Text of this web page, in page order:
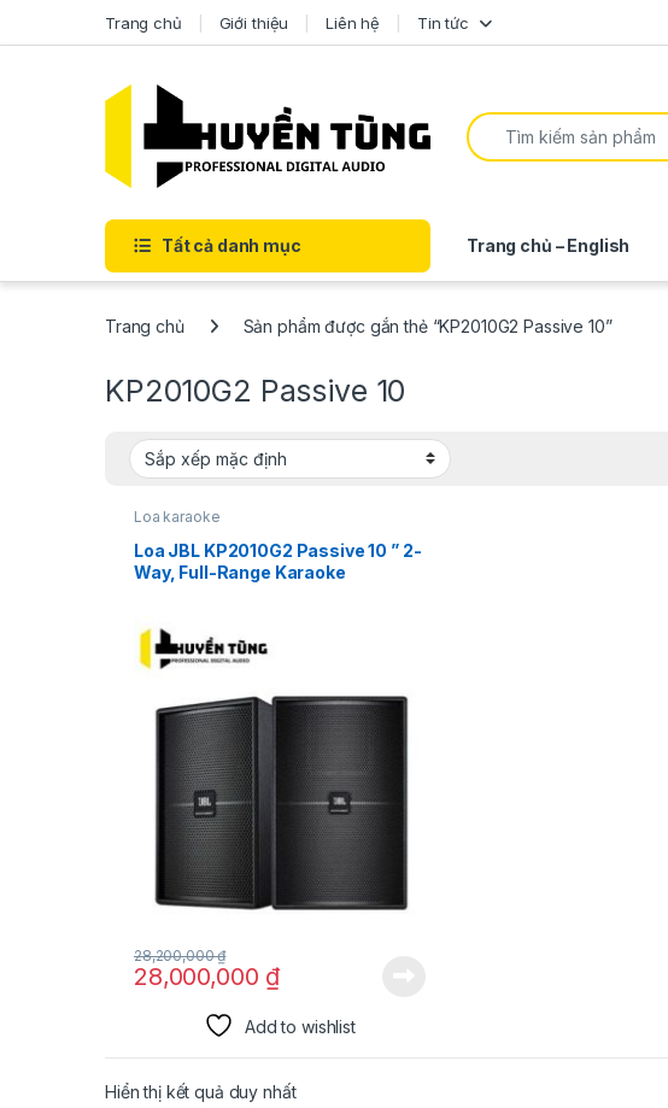
Trang chủ Giới thiệu Liên hệ Tin tức
Tất cả danh mục Trang chủ – English
Trang chủ Sản phẩm được gắn thẻ “KP2010G2 Passive 10”
KP2010G2 Passive 10
Loa karaoke
Loa JBL KP2010G2 Passive 10 ” 2-
Way, Full-Range Karaoke
28,000,000 ₫
28,200,000₫
Add to wishlist
Hiển thị kết quả duy nhất